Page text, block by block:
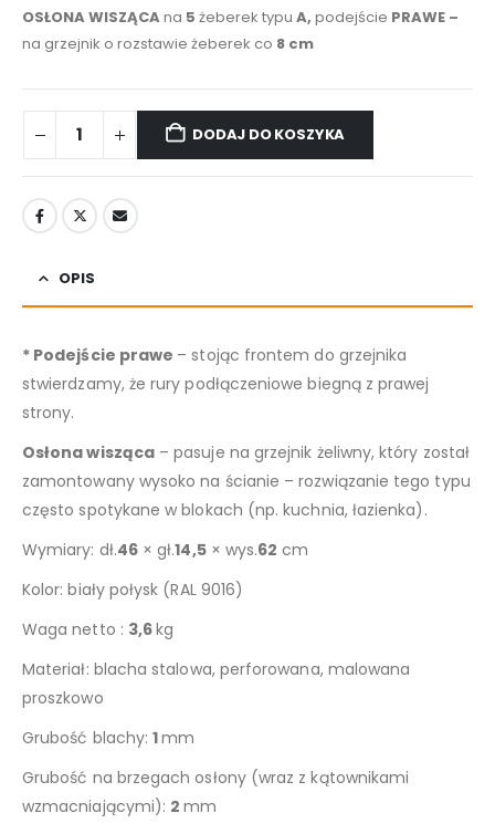
OSŁONA WISZĄCAna 5 żeberek typu A, podejście PRAWE –
na grzejnik o rozstawie żeberek co 8 cm
DODAJ DO KOSZYKA
OPIS
* Podejście prawe – stojąc frontem do grzejnika
stwierdzamy, że rury podłączeniowe biegną z prawej
strony.
Osłona wisząca– pasuje na grzejnik żeliwny, który został
zamontowany wysoko na ścianie – rozwiązanie tego typu
często spotykane w blokach (np. kuchnia, łazienka).
Wymiary: dł.46× gł.14,5× wys.62 cm
Kolor: biały połysk (RAL 9016)
Waga netto : 3,6kg
Materiał: blacha stalowa, perforowana, malowana
proszkowo
Grubość blachy:1mm
Grubość na brzegach osłony (wraz z kątownikami
wzmacniającymi): 2mm